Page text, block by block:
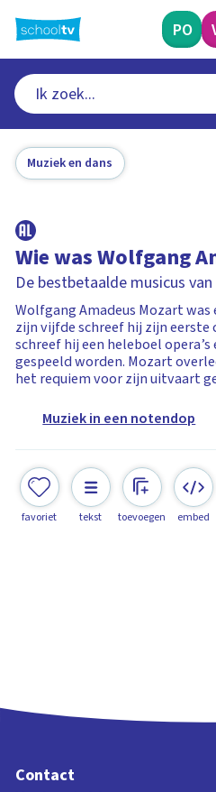
naar
hoofdinhoud
PO
Muziek en dans
Wie was Wolfgang
De bestbetaalde musicus
Wolfgang Amadeus Mozart
zijn vijfde schreef hij zijn
schreef hij een heleboel
gespeeld worden. Mozart
het requiem voor zijn uitvaart
Muziek in een notendop
favoriet tekst toevoegen embed
Contact